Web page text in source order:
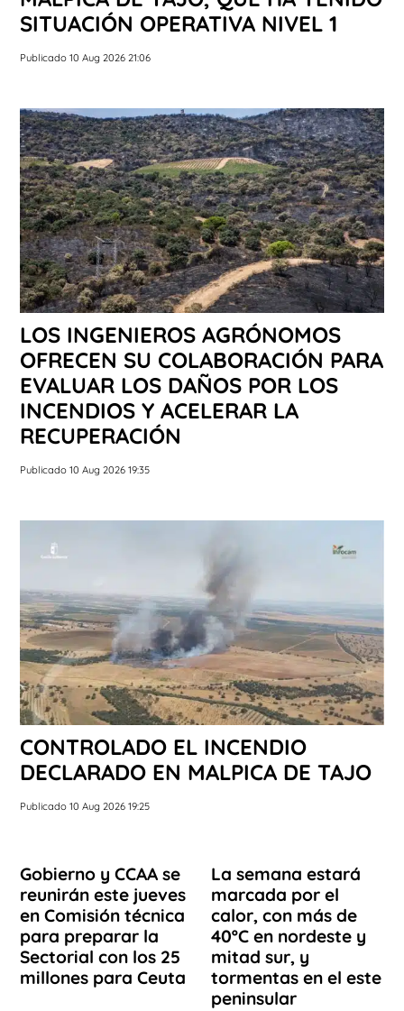
SITUACIÓN OPERATIVA NIVEL 1
Publicado 10 Aug 2026 21:06
LOS INGENIEROS AGRÓNOMOS
OFRECEN SU COLABORACIÓN PARA
EVALUAR LOS DAÑOS POR LOS
INCENDIOS Y ACELERAR LA
RECUPERACIÓN
Publicado 10 Aug 2026 19:35
CONTROLADO EL INCENDIO
DECLARADO EN MALPICA DE TAJO
Publicado 10 Aug 2026 19:25
Gobierno y CCAA se
reunirán este jueves
en Comisión técnica
para preparar la
Sectorial con los 25
millones para Ceuta
La semana estará
marcada por el
calor, con más de
40ºC en nordeste y
mitad sur, y
tormentas en el este
peninsular